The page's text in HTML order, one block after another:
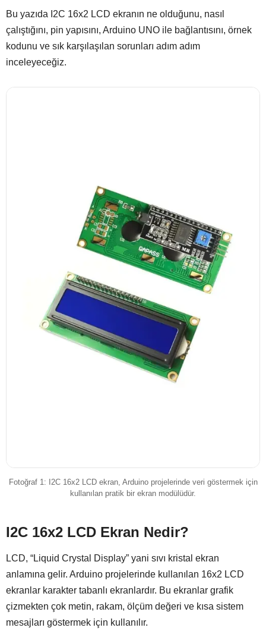
Bu yazıda I2C 16x2 LCD ekranın ne olduğunu, nasıl
çalıştığını, pin yapısını, Arduino UNO ile bağlantısını, örnek
kodunu ve sık karşılaşılan sorunları adım adım
inceleyeceğiz.
Fotoğraf 1: I2C 16x2 LCD ekran, Arduino projelerinde veri göstermek için
kullanılan pratik bir ekran modülüdür.
I2C 16x2 LCD Ekran Nedir?
LCD, “Liquid Crystal Display” yani sıvı kristal ekran
anlamına gelir. Arduino projelerinde kullanılan 16x2 LCD
ekranlar karakter tabanlı ekranlardır. Bu ekranlar grafik
çizmekten çok metin, rakam, ölçüm değeri ve kısa sistem
mesajları göstermek için kullanılır.